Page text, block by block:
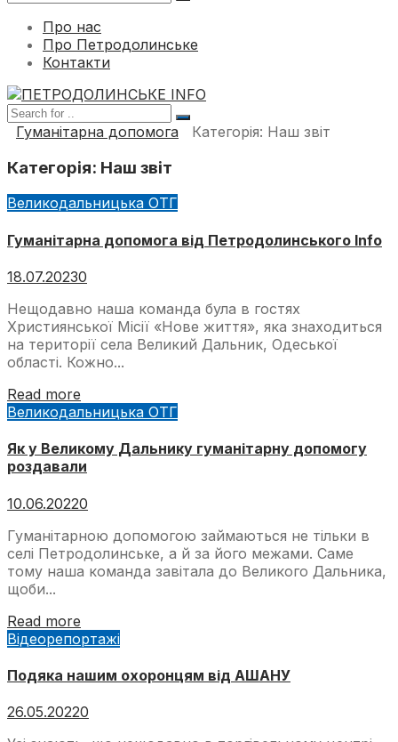
Про нас
Про Петродолинське
Контакти
Гуманітарна допомога Категорія: Наш звіт
Категорія: Наш звіт
Великодальницька ОТГ
Гуманітарна допомога від Петродолинського Info
18.07.20230
Нещодавно наша команда була в гостях
Християнської Місії «Нове життя», яка знаходиться
на території села Великий Дальник, Одеської
області. Кожно...
Read more
Великодальницька ОТГ
Як у Великому Дальнику гуманітарну допомогу
роздавали
10.06.20220
Гуманітарною допомогою займаються не тільки в
селі Петродолинське, а й за його межами. Саме
тому наша команда завітала до Великого Дальника,
щоби...
Read more
Відеорепортажі
Подяка нашим охоронцям від АШАНУ
26.05.20220